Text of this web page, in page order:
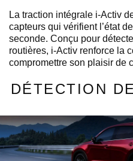
La traction intégrale i-Activ
capteurs qui vérifient l’état
seconde. Conçu pour
routières, i-Activ renforce la
compromettre son plaisir de
DÉTECTION